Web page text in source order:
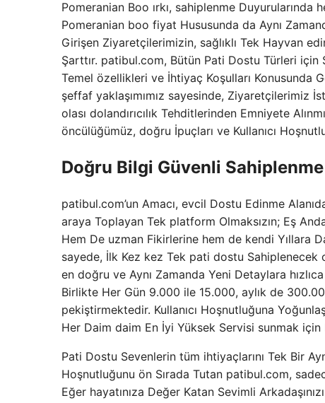
Pomeranian Boo ırkı, sahiplenme
Pomeranian boo fiyat Hususunda da Aynı
Girişen Ziyaretçilerimizin, sağlıklı Tek Hayvan
Şarttır. patibul.com, Bütün Pati Dostu Türleri için
Temel özellikleri ve İhtiyaç Koşulları Konusunda
şeffaf yaklaşımımız sayesinde, Ziyaretçilerimiz
olası dolandırıcılık Tehditlerinden Emniyete
öncülüğümüz, doğru İpuçları ve Kullanıcı
Doğru Bilgi Güvenli
patibul.com’un Amacı, evcil Dostu Edinme
araya Toplayan Tek platform Olmaksızın; Eş
Hem De uzman Fikirlerine hem de kendi Yıllara
sayede, İlk Kez kez Tek pati dostu Sahiplenecek
en doğru ve Aynı Zamanda Yeni Detaylara
Birlikte Her Gün 9.000 ile 15.000, aylık de
pekiştirmektedir. Kullanıcı Hoşnutluğuna
Her Daim daim En İyi Yüksek Servisi sunmak için
Pati Dostu Sevenlerin tüm ihtiyaçlarını Tek Bir
Hoşnutluğunu ön Sırada Tutan patibul.com,
Eğer hayatınıza Değer Katan Sevimli